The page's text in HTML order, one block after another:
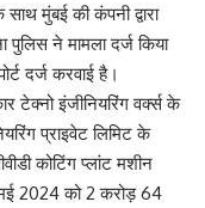
मुंबई की कंपनी द्वारा
ने मामला दर्ज किया
दर्ज करवाई है।
टेक्नो इंजीनियरिंग वर्क्स के
प्राइवेट लिमिट के
कोटिंग प्लांट मशीन
2024 को 2 करोड़ 64